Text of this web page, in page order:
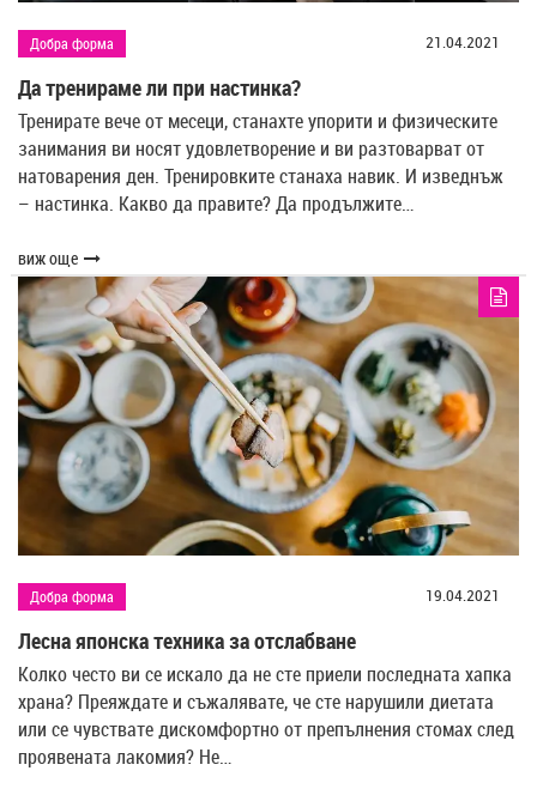
Добра форма 21.04.2021
Да тренираме ли при настинка?
Тренирате вече от месеци, станахте упорити и физическите
занимания ви носят удовлетворение и ви разтоварват от
натоварения ден. Тренировките станаха навик. И изведнъж
– настинка. Какво да правите? Да продължите…
виж още
Добра форма 19.04.2021
Лесна японска техника за отслабване
Колко често ви се искало да не сте приели последната хапка
храна? Преяждате и съжалявате, че сте нарушили диетата
или се чувствате дискомфортно от препълнения стомах след
проявената лакомия? Не…